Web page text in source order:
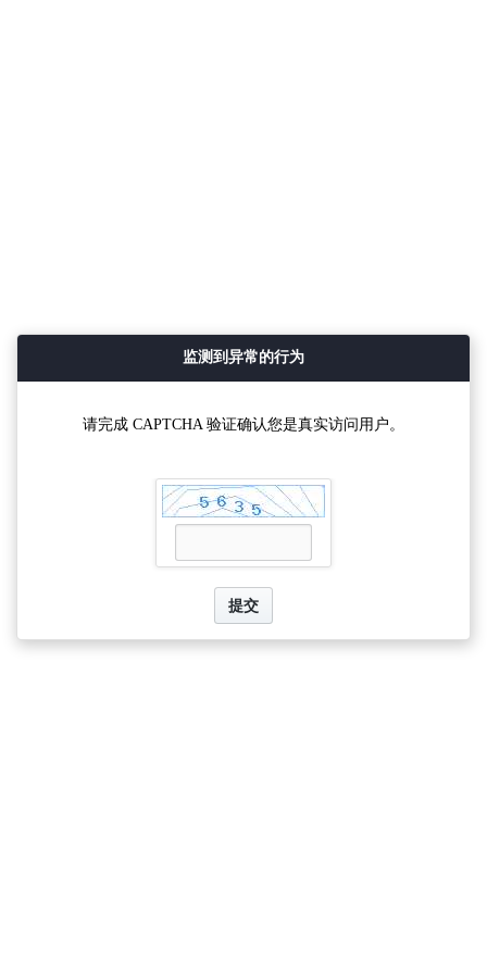
监测到异常的行为
请完成 CAPTCHA 验证确认您是真实访问用户。